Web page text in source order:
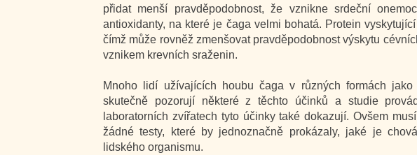
přidat menší pravděpodobnost, že vznikne srdeční
antioxidanty, na které je čaga velmi bohatá. Protein
čímž může rovněž zmenšovat pravděpodobnost výskytu
vznikem krevních sraženin.
Mnoho lidí užívajících houbu čaga v různých formách
skutečně pozorují některé z těchto účinků a studie
laboratorních zvířatech tyto účinky také dokazují. Ovšem
žádné testy, které by jednoznačně prokázaly, jaké je
lidského organismu.